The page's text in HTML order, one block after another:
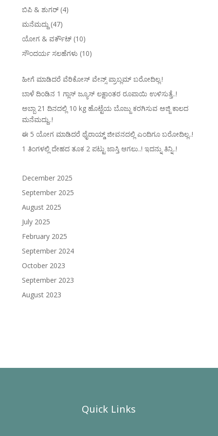
ಬಿಪಿ & ಶುಗರ್(4)
ಮನೆಮದ್ದು (47)
ಯೋಗ & ವರ್ಕೌಟ್(10)
ಸೌಂದರ್ಯ ಸಲಹೆಗಳು (10)
ಹೀಗೆ ಮಾಡಿದರೆ ವೆರಿಕೋಸ್‌ ವೇನ್ಸ್‌ ಪ್ರಾಬ್ಲಮ್‌ ಬರೋದಿಲ್ಲ.!
ಬಾಳೆ ದಿಂಡಿನ 1 ಗ್ಲಾಸ್ ಜ್ಯೂಸ್ ಲಕ್ಷಾಂತರ ರೂಪಾಯಿ ಉಳಿಸುತ್ತೆ..!
ಅಬ್ಬಾ 21 ದಿನದಲ್ಲಿ 10 kg ಹೊಟ್ಟೆಯ ಬೊಜ್ಜು ಕರಗಿಸುವ ಅಜ್ಜಿ ಕಾಲದ
ಮನೆಮದ್ದು..!
ಈ 5 ಯೋಗ ಮಾಡಿದರೆ ಥೈರಾಯ್ಡ್‌ ಜೀವನದಲ್ಲಿ ಎಂದಿಗೂ ಬರೋದಿಲ್ಲ..!
1 ತಿಂಗಳಲ್ಲಿ ದೇಹದ ತೂಕ 2 ಪಟ್ಟು ಜಾಸ್ತಿ ಆಗಲು..! ಇದನ್ನು ತಿನ್ನಿ..!
December 2025
September 2025
August 2025
July 2025
February 2025
September 2024
October 2023
September 2023
August 2023
Quick Links